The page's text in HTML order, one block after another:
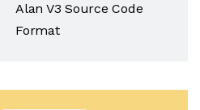
Alan V3 Source Code
Format